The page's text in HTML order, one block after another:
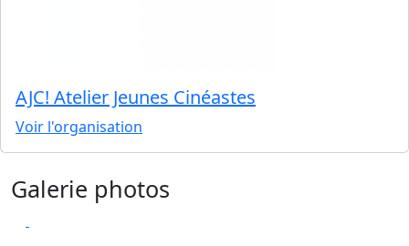
AJC! Atelier Jeunes Cinéastes
Voir l'organisation
Galerie photos